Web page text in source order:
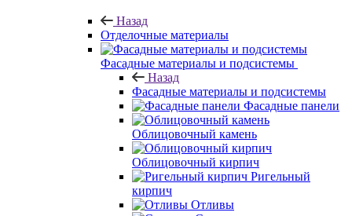
Назад
Отделочные материалы
Фасадные материалы и подсистемы
Назад
Фасадные материалы и подсистемы
Фасадные панели
Облицовочный камень
Облицовочный кирпич
Ригельный
кирпич
Отливы